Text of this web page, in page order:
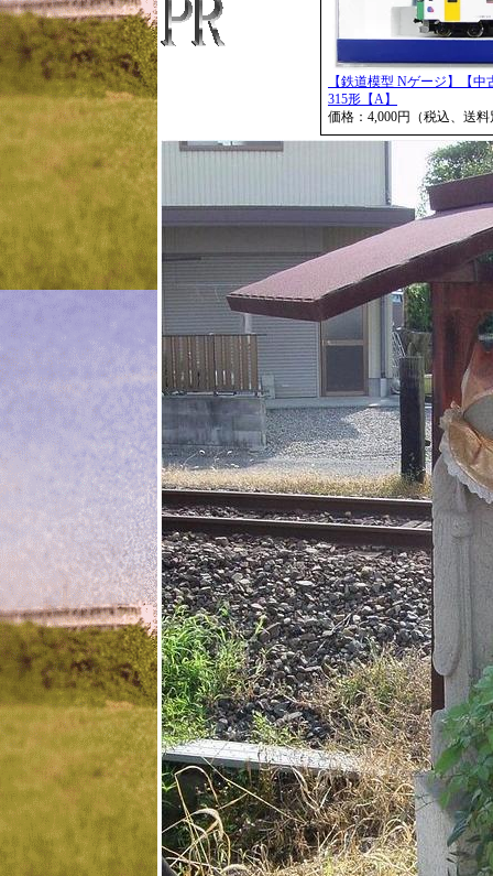
【鉄道模型 Nゲージ】【
315形【A】
価格：4,000円（税込、送料